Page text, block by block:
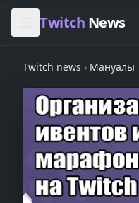
Skip to content
Twitch News
Twitch news › Мануалы